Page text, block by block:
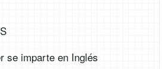
se imparte en Inglés